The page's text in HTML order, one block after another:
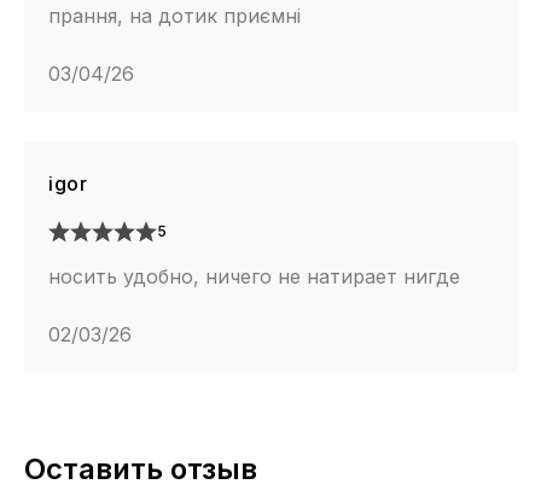
прання, на дотик приємні
03/04/26
igor
5
носить удобно, ничего не натирает нигде
02/03/26
Оставить отзыв